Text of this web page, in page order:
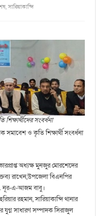
,সারিয়াকান্দি
সংবর্ধনা
সমাবেশ ও কৃতি শিক্ষার্থী সংবর্ধনা
অধ্যক্ষ মুনজুর মোরশেদের
রাখেন,উপজেলা বিএনপির
নূর-এ-আজম বাবু।
রহমান, সারিয়াকান্দি থানার
সাধারণ সম্পাদক সিরাজুল